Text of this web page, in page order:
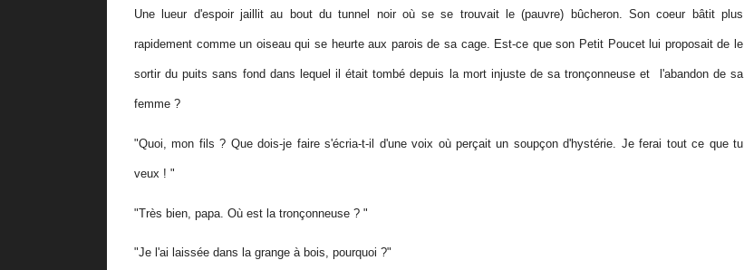
Une lueur d'espoir jaillit au bout du tunnel noir où se se trouvait le (pauvre) bûcheron. Son coeur bâtit plus
rapidement comme un oiseau qui se heurte aux parois de sa cage. Est-ce que son Petit Poucet lui proposait de le
sortir du puits sans fond dans lequel il était tombé depuis la mort injuste de sa tronçonneuse et l'abandon de sa
femme ?
"Quoi, mon fils ? Que dois-je faire s'écria-t-il d'une voix où perçait un soupçon d'hystérie. Je ferai tout ce que tu
veux ! "
"Très bien, papa. Où est la tronçonneuse ? "
"Je l'ai laissée dans la grange à bois, pourquoi ?"